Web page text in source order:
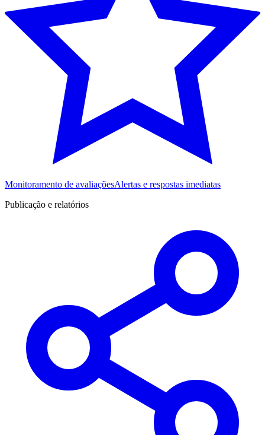
Monitoramento de avaliaçõesAlertas e respostas imediatas
Publicação e relatórios